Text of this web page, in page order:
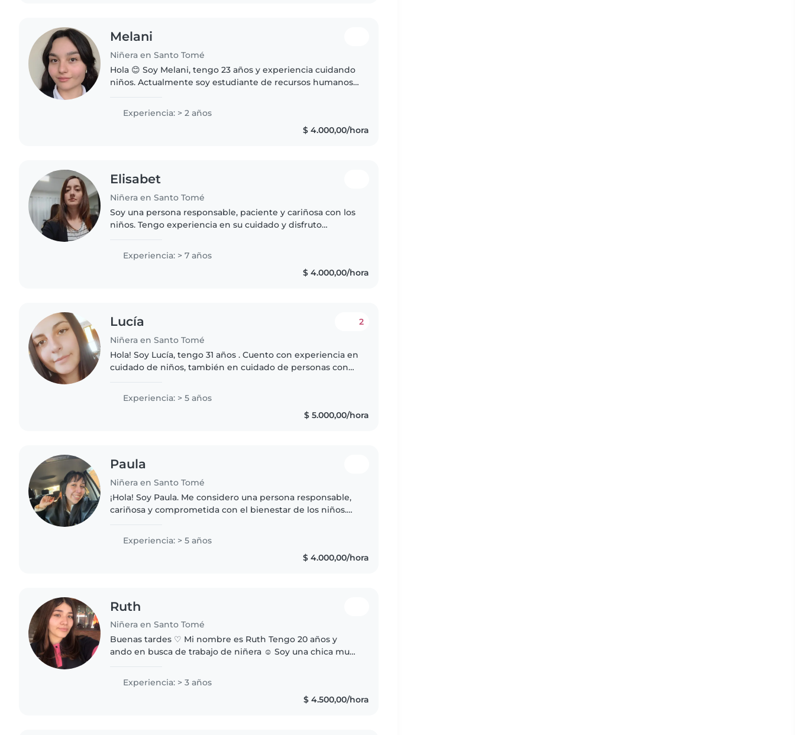
Melani
Niñera en Santo Tomé
Hola 😊 Soy Melani, tengo 23 años y experiencia cuidando
niños. Actualmente soy estudiante de recursos humanos.
cómodos conmigo y..
Experiencia: > 2 años
$ 4.000,00/hora
Elisabet
Niñera en Santo Tomé
Soy una persona responsable, paciente y cariñosa con los
niños. Tengo experiencia en su cuidado y disfruto
aprendizaje. Me caracterizo..
Experiencia: > 7 años
$ 4.000,00/hora
Lucía
Niñera en Santo Tomé
2
Hola! Soy Lucía, tengo 31 años . Cuento con experiencia en
cuidado de niños, también en cuidado de personas con
soy ordenada..
Experiencia: > 5 años
$ 5.000,00/hora
Paula
Niñera en Santo Tomé
¡Hola! Soy Paula. Me considero una persona responsable,
cariñosa y comprometida con el bienestar de los niños.
Experiencia: > 5 años
$ 4.000,00/hora
Ruth
Niñera en Santo Tomé
Buenas tardes ♡ Mi nombre es Ruth Tengo 20 años y
ando en busca de trabajo de niñera ☺️ Soy una chica muy
felices♡ TENGO REFERENCIA
Experiencia: > 3 años
$ 4.500,00/hora